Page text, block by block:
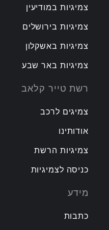
צמיגיות במודיעין
צמיגיות בירושלים
צמיגיות באשקלון
צמיגיות באר שבע
רשת טייר קלאב
צמיגים לרכב
אודותינו
צמיגיות הרשת
כניסה לצמיגיות
מידע
כתבות